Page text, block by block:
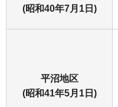
(昭和40年7月1日)
平沼地区
(昭和41年5月1日)